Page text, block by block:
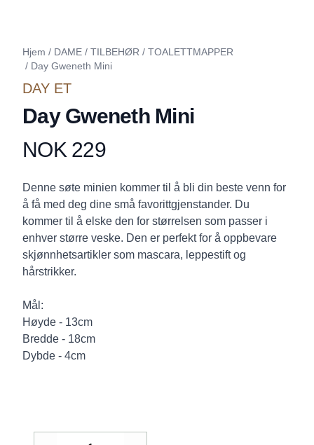
Hjem / DAME / TILBEHØR / TOALETTMAPPER
/ Day Gweneth Mini
DAY ET
Day Gweneth Mini
Produktdetaljer
NOK 229
Description
Denne søte minien kommer til å bli din beste venn for
å få med deg dine små favorittgjenstander. Du
kommer til å elske den for størrelsen som passer i
enhver større veske. Den er perfekt for å oppbevare
skjønnhetsartikler som mascara, leppestift og
hårstrikker.
Mål:
Høyde - 13cm
Bredde - 18cm
Dybde - 4cm